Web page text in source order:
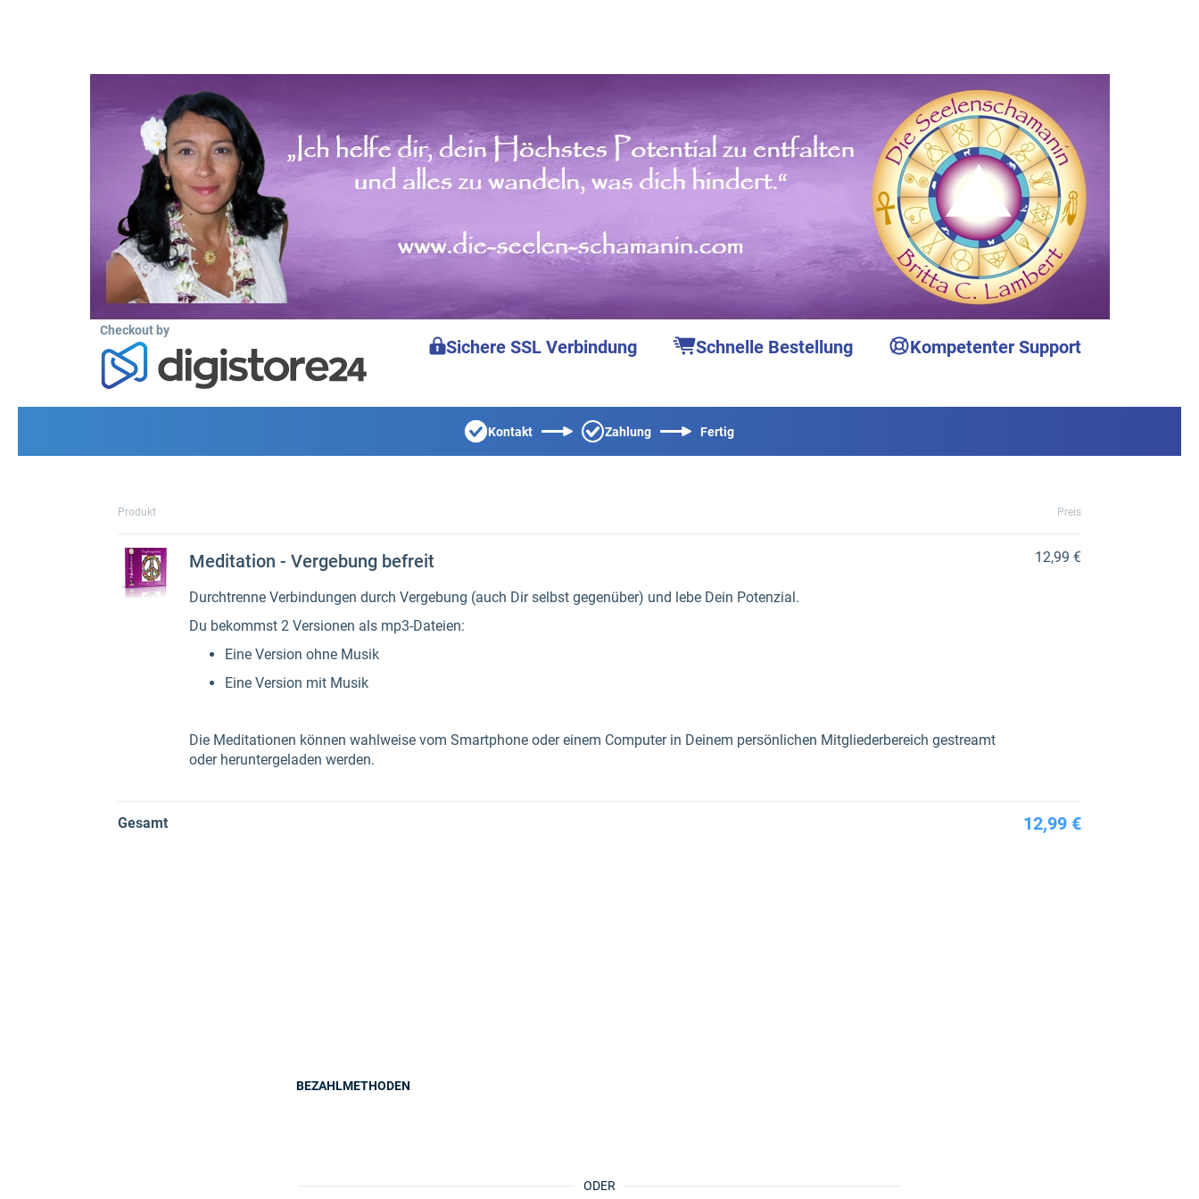
Checkout by
Sichere SSL Verbindung Schnelle Bestellung Kompetenter Support
Kontakt Zahlung Fertig
Produkt Preis
Meditation - Vergebung befreit
Durchtrenne Verbindungen durch Vergebung (auch Dir selbst gegenüber) und lebe Dein Potenzial.
Du bekommst 2 Versionen als mp3-Dateien:
Eine Version ohne Musik
Eine Version mit Musik
Die Meditationen können wahlweise vom Smartphone oder einem Computer in Deinem persönlichen Mitgliederbereich gestreamt
oder heruntergeladen werden.
12,99 €
Gesamt 12,99 €
ODER
BEZAHLMETHODEN